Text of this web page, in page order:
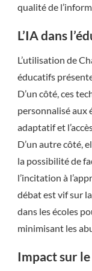
qualité de
L’IA dans
L’utilisation de
éducatifs
D’un côté, ces
personnalisé aux
adaptatif et
D’un autre côté,
la possibilité de
l’incitation à
débat est vif sur
dans les écoles
minimisant les
Impact sur